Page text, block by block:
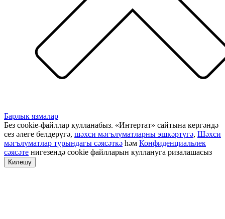
Барлык язмалар
Без cookie-файллар кулланабыз. «Интертат» сайтына кергәндә
сез әлеге белдерүгә, шәхси мәгълүматларны эшкәртүгә, Шәхси
мәгълүматлар турындагы сәясәткә һәм Конфиденциальлек
сәясәте нигезендә cookie файлларын куллануга ризалашасыз
Килешү